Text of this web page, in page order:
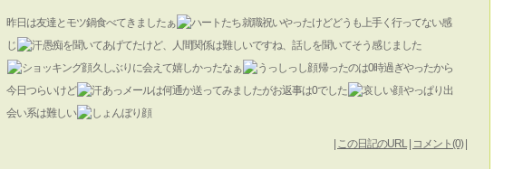
昨日は友達とモツ鍋食べてきましたぁ
就職祝いやったけどどうも上手く行ってない感
じ
愚痴を聞いてあげてたけど、人間関係は難しいですね、話しを聞いてそう感じました
久しぶりに会えて嬉しかったなぁ
帰ったのは0時過ぎやったから
今日つらいけど
あっメールは何通か送ってみましたがお返事は0でした
やっぱり出
会い系は難しい
この日記のURL| コメント(0)|